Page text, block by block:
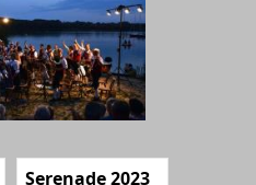
Serenade 2023